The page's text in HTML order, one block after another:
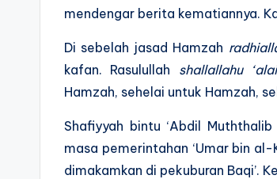
mendengar berita kematiannya.
Di sebelah jasad Hamzah
kafan. Rasulullah shallallahu
Hamzah, sehelai untuk Hamzah,
Shafiyyah bintu ‘Abdil Muththalib
masa pemerintahan ‘Umar bin
dimakamkan di pekuburan Baqi’.